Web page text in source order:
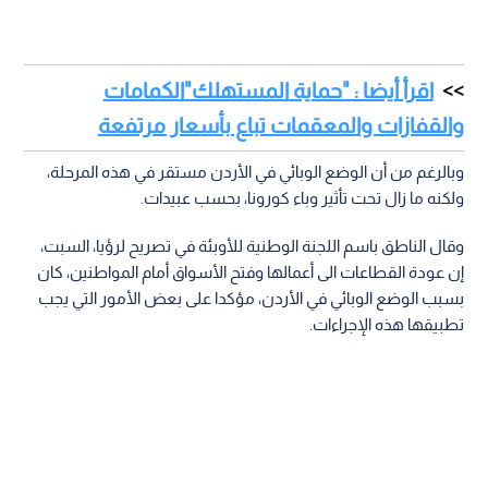
اقرأ أيضا : "حماية المستهلك"الكمامات
والقفازات والمعقمات تباع بأسعار مرتفعة
وبالرغم من أن الوضع الوبائي في الأردن مستقر في هذه المرحلة،
ولكنه ما زال تحت تأثير وباء كورونا، بحسب عبيدات.
وقال الناطق باسم اللجنة الوطنية للأوبئة في تصريح لرؤيا، السبت،
إن عودة القطاعات الى أعمالها وفتح الأسواق أمام المواطنين، كان
بسبب الوضع الوبائي في الأردن، مؤكدا على بعض الأمور التي يجب
تطبيقها هذه الإجراءات.